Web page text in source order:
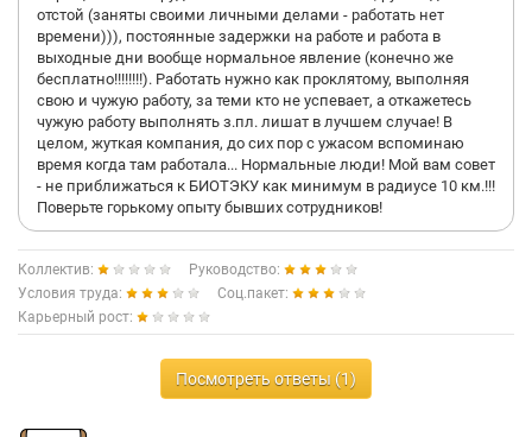
отстой (заняты своими личными делами - работать нет
времени))), постоянные задержки на работе и работа в
выходные дни вообще нормальное явление (конечно же
бесплатно!!!!!!!!). Работать нужно как проклятому, выполняя
свою и чужую работу, за теми кто не успевает, а откажетесь
чужую работу выполнять з.пл. лишат в лучшем случае! В
целом, жуткая компания, до сих пор с ужасом вспоминаю
время когда там работала... Нормальные люди! Мой вам совет
- не приближаться к БИОТЭКУ как минимум в радиусе 10 км.!!!
Поверьте горькому опыту бывших сотрудников!
Коллектив:
Руководство:
Условия труда:
Соц.пакет:
Карьерный рост:
Посмотреть ответы (1)